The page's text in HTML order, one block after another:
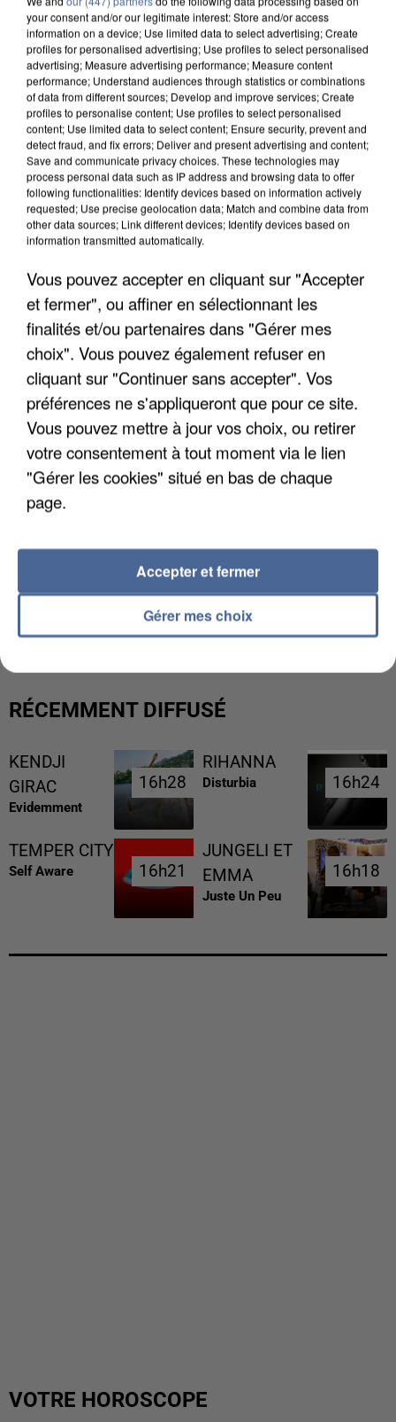
DE FAUNE SAUVAGE SONT...
L’UN DES FONDATEURS SUPPOSÉS DE LA DZ
MAFIA INTERPELLÉ EN ALGÉRIE
RÉCEMMENT DIFFUSÉ
KENDJI
GIRAC
Evidemment
16h28
16h28
RIHANNA
Disturbia 16h24
16h24
TEMPER CITY
Self Aware 16h21
16h21
JUNGELI ET
EMMA
Juste Un Peu
16h18
16h18
VOTRE HOROSCOPE
your consent and/or our legitimate interest: Store and/or access
information on a device; Use limited data to select advertising; Create
profiles for personalised advertising; Use profiles to select personalised
advertising; Measure advertising performance; Measure content
performance; Understand audiences through statistics or combinations
of data from different sources; Develop and improve services; Create
profiles to personalise content; Use profiles to select personalised
content; Use limited data to select content; Ensure security, prevent and
detect fraud, and fix errors; Deliver and present advertising and content;
Save and communicate privacy choices. These technologies may
process personal data such as IP address and browsing data to offer
following functionalities: Identify devices based on information actively
requested; Use precise geolocation data; Match and combine data from
other data sources; Link different devices; Identify devices based on
information transmitted automatically.
Vous pouvez accepter en cliquant sur "Accepter
et fermer", ou affiner en sélectionnant les
finalités et/ou partenaires dans "Gérer mes
choix". Vous pouvez également refuser en
cliquant sur "Continuer sans accepter". Vos
préférences ne s'appliqueront que pour ce site.
Vous pouvez mettre à jour vos choix, ou retirer
votre consentement à tout moment via le lien
"Gérer les cookies" situé en bas de chaque
page.
Gérer mes choix
Accepter et fermer